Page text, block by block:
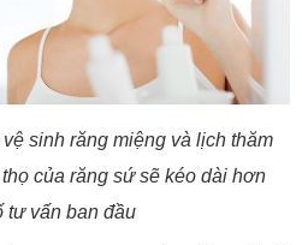
sinh răng miệng và lịch thăm
của răng sứ sẽ kéo dài hơn
tư vấn ban đầu